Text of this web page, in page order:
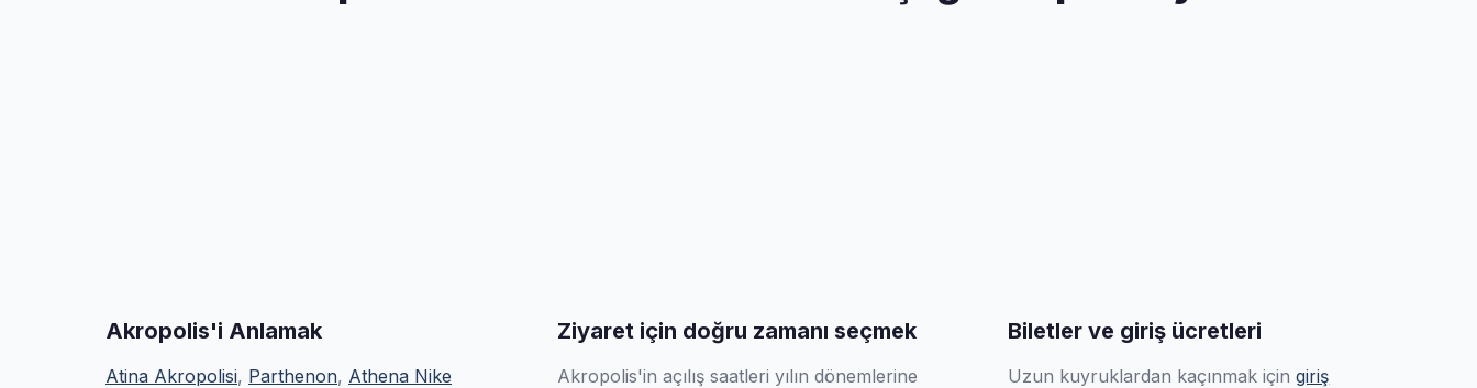
Akropolis'i Anlamak
Atina Akropolisi, Parthenon, Athena Nike
Ziyaret için doğru zamanı seçmek
Akropolis'in açılış saatleri yılın dönemlerine
Biletler ve giriş ücretleri
Uzun kuyruklardan kaçınmak içingiriş